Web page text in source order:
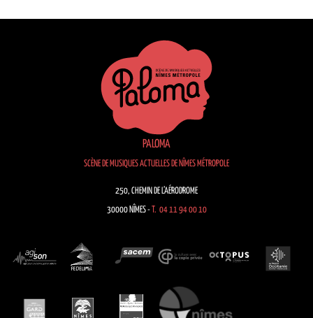
PALOMA
SCÈNE DE MUSIQUES ACTUELLES DE NÎMES MÉTROPOLE
250, CHEMIN DE L’AÉRODROME
30000 NÎMES -T. 04 11 94 00 10